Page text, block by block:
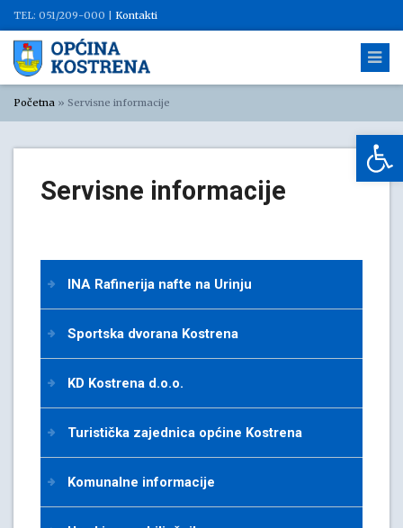
TEL: 051/209-000 | Kontakti
Početna » Servisne informacije
Servisne informacije
INA Rafinerija nafte na Urinju
Sportska dvorana Kostrena
KD Kostrena d.o.o.
Turistička zajednica općine Kostrena
Komunalne informacije